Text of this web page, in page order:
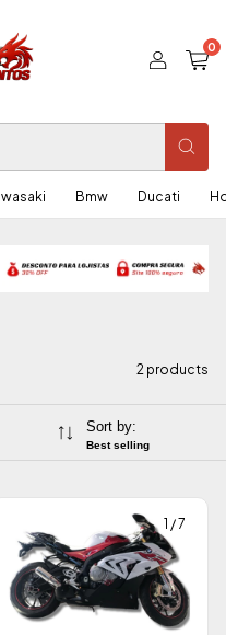
0
Bmw Ducati
2 products
Sort by:
Best selling
1 /7